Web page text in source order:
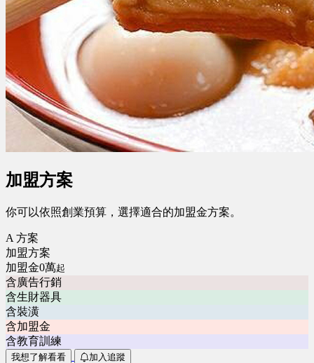
加盟方案
你可以依照創業預算，選擇適合的加盟金方案。
A 方案
加盟方案
加盟金0萬起
含廣告行銷
含生財器具
含裝潢
含加盟金
含教育訓練
我想了解看看 加入追蹤